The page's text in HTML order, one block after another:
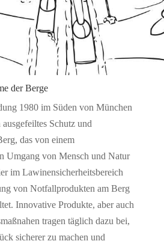
der Berge
1980 im Süden von München
Schutz­ und
das von einem
Umgang von Mensch und Natur
im Lawinensicherheitsbereich
von Notfallprodukten am Berg
Innovative Produkte, aber auch
tragen täglich dazu bei,
sicherer zu machen und